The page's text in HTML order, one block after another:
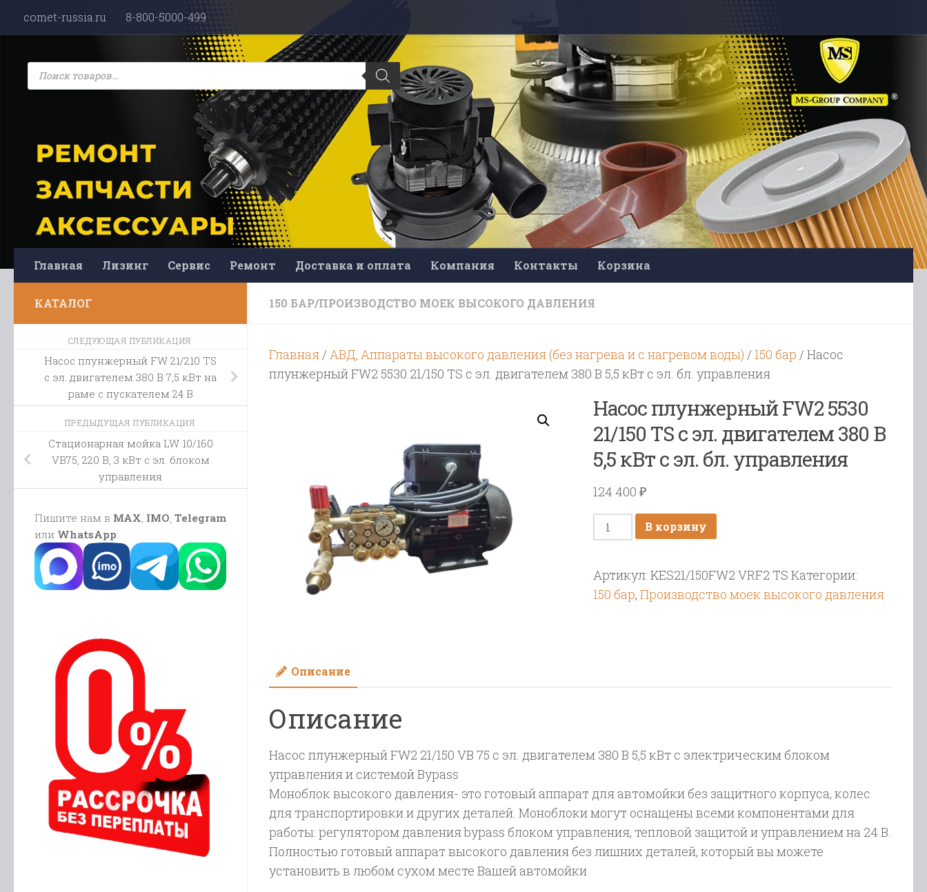
Перейти к содержимому
comet-russia.ru 8-800-5000-499
Поиск
товаров
Главная Лизинг Сервис Ремонт Доставка и оплата Компания Контакты Корзина
150 БАР/ПРОИЗВОДСТВО МОЕК ВЫСОКОГО ДАВЛЕНИЯ
Главная / АВД, Аппараты высокого давления (без нагрева и с нагревом воды) / 150 бар / Насос
плунжерный FW2 5530 21/150 TS с эл. двигателем 380 В 5,5 кВт c эл. бл. управления
Насос плунжерный FW2 5530
21/150 TS с эл. двигателем 380 В
5,5 кВт c эл. бл. управления
124 400₽
Количество
товара
плунжерный
FW2
В
кВт
c
эл.
бл.
В корзину
Артикул:KES21/150FW2 VRF2 TS Категории:
150 бар,Производство моек высокого давления
Описание
Описание
Насос плунжерный FW2 21/150 VB 75 с эл. двигателем 380 В 5,5 кВт c электрическим блоком
управления и системой Bypass
Моноблок высокого давления- это готовый аппарат для автомойки без защитного корпуса, колес
для транспортировки и других деталей. Моноблоки могут оснащены всеми компонентами для
работы: регулятором давления bypass блоком управления, тепловой защитой и управлением на 24 В.
Полностью готовый аппарат высокого давления без лишних деталей, который вы можете
установить в любом сухом месте Вашей автомойки
КАТАЛОГ
СЛЕДУЮЩАЯ ПУБЛИКАЦИЯ
Насос плунжерный FW 21/210 TS
с эл. двигателем 380 В 7,5 кВт на
раме с пускателем 24 В
ПРЕДЫДУЩАЯ ПУБЛИКАЦИЯ
Стационарная мойка LW 10/160
VB75, 220 В, 3 кВт с эл. блоком
управления
Пишите нам в MAX IMO Telegram
или WhatsApp: